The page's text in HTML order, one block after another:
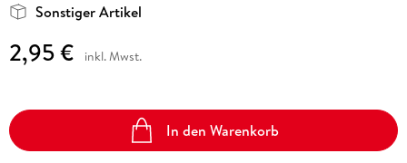
Sonstiger Artikel
2,95 € inkl. Mwst.
In den Warenkorb